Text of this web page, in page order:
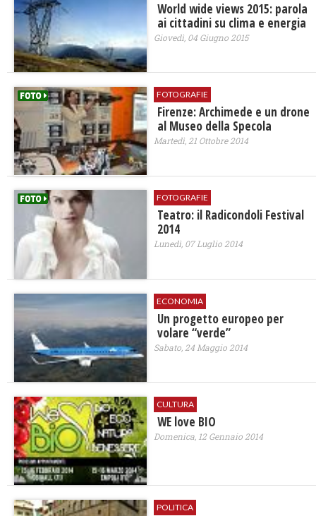
World wide views 2015: parola
ai cittadini su clima e energia
Giovedì, 04 Giugno 2015
FOTOGRAFIE
Firenze: Archimede e un drone
al Museo della Specola
Martedì, 21 Ottobre 2014
FOTOGRAFIE
Teatro: il Radicondoli Festival
2014
Lunedì, 07 Luglio 2014
ECONOMIA
Un progetto europeo per
volare “verde”
Sabato, 24 Maggio 2014
CULTURA
WE love BIO
Domenica, 12 Gennaio 2014
POLITICA